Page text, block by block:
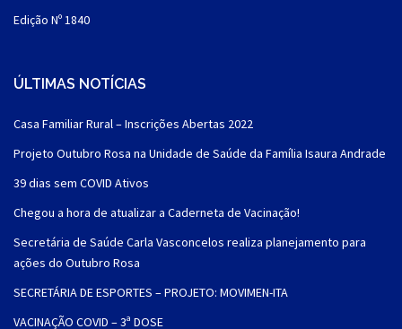
Edição Nº 1840
ÚLTIMAS NOTÍCIAS
Casa Familiar Rural – Inscrições Abertas 2022
Projeto Outubro Rosa na Unidade de Saúde da Família Isaura Andrade
39 dias sem COVID Ativos
Chegou a hora de atualizar a Caderneta de Vacinação!
Secretária de Saúde Carla Vasconcelos realiza planejamento para
ações do Outubro Rosa
SECRETÁRIA DE ESPORTES – PROJETO: MOVIMEN-ITA
VACINAÇÃO COVID – 3ª DOSE